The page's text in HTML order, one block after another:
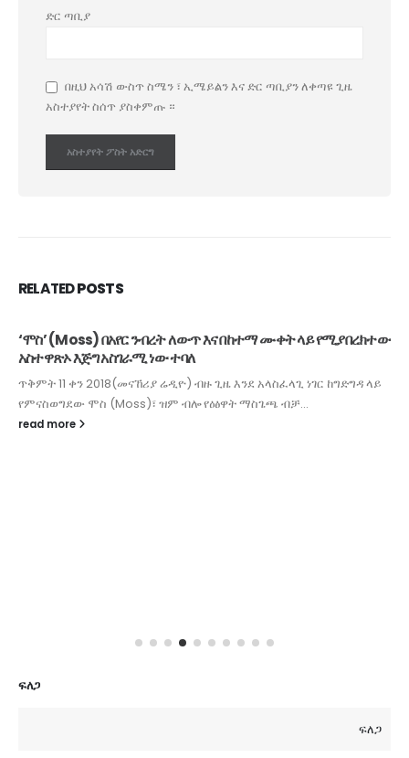
ድር ጣቢያ
በዚህ አሳሽ ውስጥ ስሜን ፣ ኢሜይልን እና ድር ጣቢያን ለቀጣዩ ጊዜ
አስተያየት ስሰጥ ያስቀምጡ ።
RELATEDPOSTS
‘ሞስ’ (Moss) በአየር ንብረት ለውጥ እና በከተማ ሙቀት ላይ የሚያበረክተው
አስተዋጽኦ እጅግ አስገራሚ ነው ተባለ
ጥቅምት 11 ቀን 2018(መናኸሪያ ሬዲዮ) ብዙ ጊዜ እንደ አላስፈላጊ ነገር ከግድግዳ ላይ
የምናስወግደው ሞስ (Moss)፣ ዝም ብሎ የዕፅዋት ማስጌጫ ብቻ...
read more
ፍለጋ
ፍለጋ